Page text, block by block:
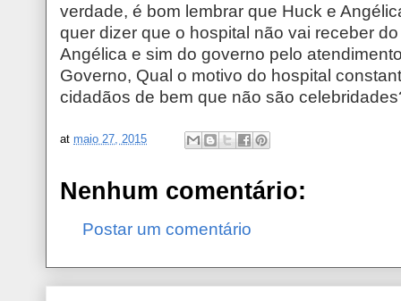
verdade, é bom lembrar que Huck e
quer dizer que o hospital não vai receber
Angélica e sim do governo pelo
Governo, Qual o motivo do hospital
cidadãos de bem que não são
at maio 27, 2015
Nenhum comentário:
Postar um comentário